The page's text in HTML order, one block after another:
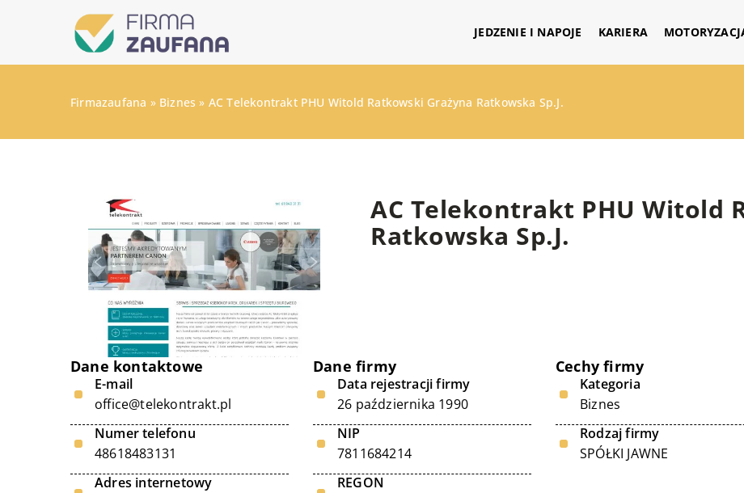
JEDZENIE I NAPOJE KARIERA
Firmazaufana » Biznes » AC Telekontrakt PHU Witold Ratkowski Grażyna Ratkowska Sp.J.
AC Telekontrakt PHU Witold
Ratkowska Sp.J.
Dane kontaktowe
E-mail
office@telekontrakt.pl
Numer telefonu
48618483131
Adres internetowy
Dane firmy
Data rejestracji firmy
26 października 1990
NIP
7811684214
REGON
Cechy firmy
Kategoria
Biznes
Rodzaj firmy
SPÓŁKI JAWNE